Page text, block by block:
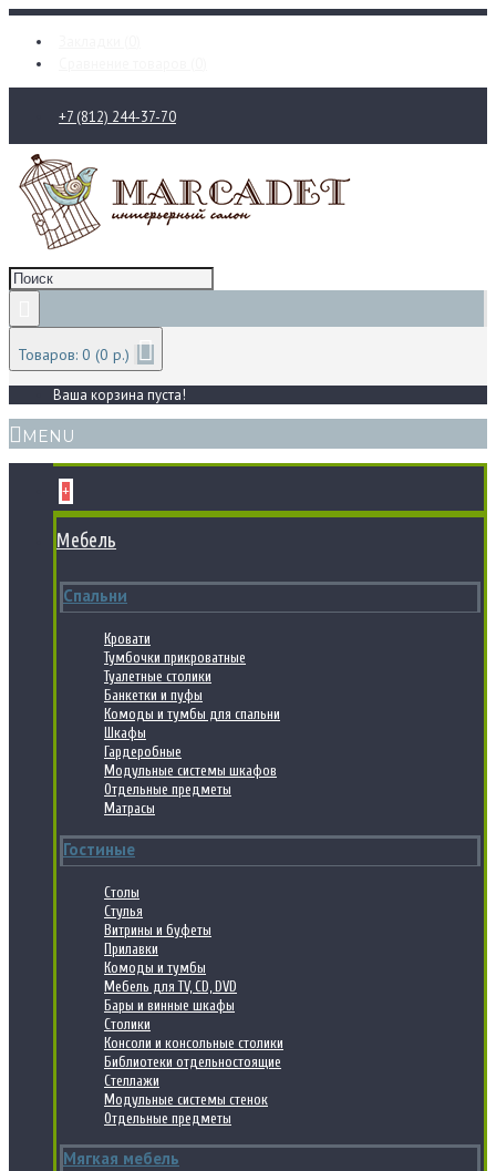
+7 (812) 244-37-70
Товаров: 0 (0 р.)
Ваша корзина пуста!
MENU
+
Мебель
Спальни
Кровати
Тумбочки прикроватные
Туалетные столики
Банкетки и пуфы
Комоды и тумбы для спальни
Шкафы
Гардеробные
Модульные системы шкафов
Отдельные предметы
Матрасы
Гостиные
Столы
Стулья
Витрины и буфеты
Прилавки
Комоды и тумбы
Мебель для TV, CD, DVD
Бары и винные шкафы
Столики
Консоли и консольные столики
Библиотеки отдельностоящие
Стеллажи
Модульные системы стенок
Отдельные предметы
Мягкая мебель